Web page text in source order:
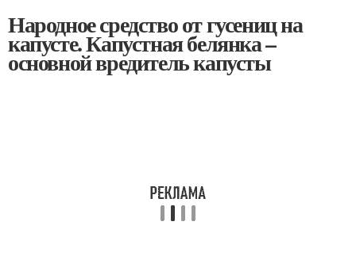
Народное средство от гусениц на
капусте. Капустная белянка –
основной вредитель капусты